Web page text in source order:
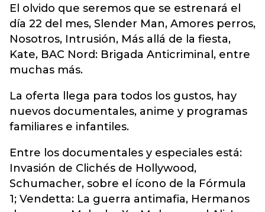
El olvido que seremos que se estrenará el
día 22 del mes, Slender Man, Amores perros,
Nosotros, Intrusión, Más allá de la fiesta,
Kate, BAC Nord: Brigada Anticriminal, entre
muchas más.
La oferta llega para todos los gustos, hay
nuevos documentales, anime y programas
familiares e infantiles.
Entre los documentales y especiales está:
Invasión de Clichés de Hollywood,
Schumacher, sobre el ícono de la Fórmula
1; Vendetta: La guerra antimafia, Hermanos